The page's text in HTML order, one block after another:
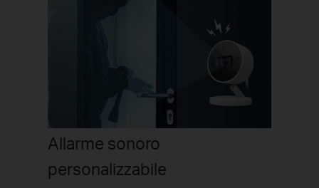
Allarme sonoro
personalizzabile